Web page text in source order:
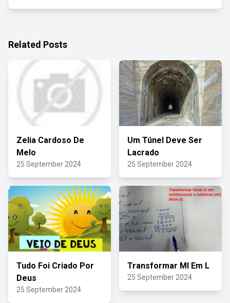
Related Posts
Zelia Cardoso De
Melo
25 September 2024
Um Túnel Deve Ser
Lacrado
25 September 2024
Tudo Foi Criado Por
Deus
25 September 2024
Transformar Ml Em L
25 September 2024